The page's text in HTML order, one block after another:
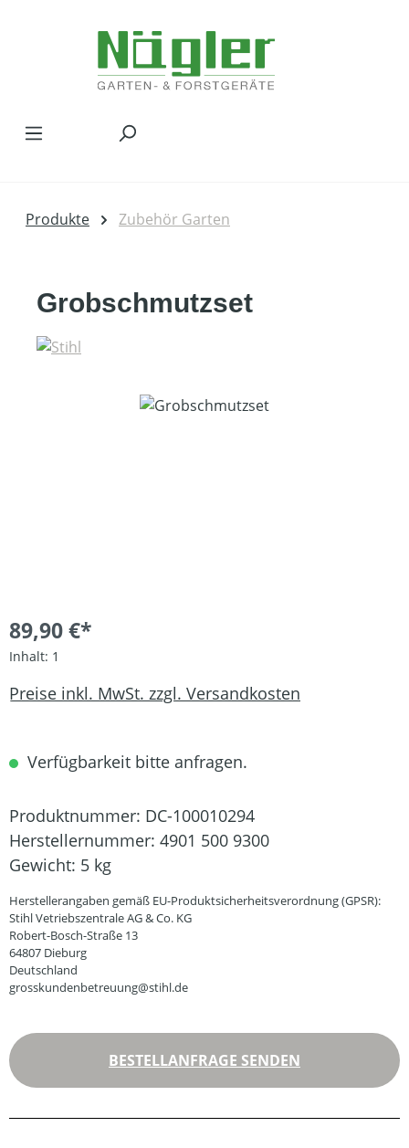
Produkte Zubehör Garten
Grobschmutzset
Bildergalerie überspringen
89,90 €*
Inhalt: 1
Preise inkl. MwSt. zzgl. Versandkosten
Verfügbarkeit bitte anfragen.
Produktnummer: DC-100010294
Herstellernummer: 4901 500 9300
Gewicht: 5 kg
Herstellerangaben gemäß EU-Produktsicherheitsverordnung (GPSR):
Stihl Vetriebszentrale AG & Co. KG
Robert-Bosch-Straße 13
64807 Dieburg
Deutschland
grosskundenbetreuung@stihl.de
BESTELLANFRAGE SENDEN